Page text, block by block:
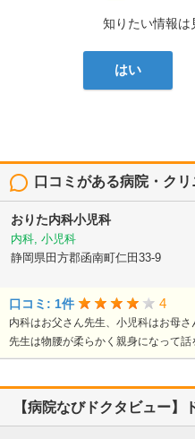
知りたい情報は
はい
口コミがある病院・クリ
おりた内科小児科
内科, 小児科
静岡県田方郡函南町仁田33-9
口コミ: 1件 4
内科はお父さん先生、小児科はお母
先生は物腰が柔らかく親身になって話
【病院なびドクタビュー】